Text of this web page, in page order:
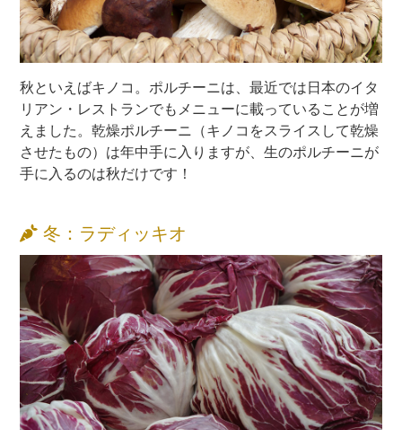
秋といえばキノコ。ポルチーニは、最近では日本のイタ
リアン・レストランでもメニューに載っていることが増
えました。乾燥ポルチーニ（キノコをスライスして乾燥
させたもの）は年中手に入りますが、生のポルチーニが
手に入るのは秋だけです！
冬：ラディッキオ